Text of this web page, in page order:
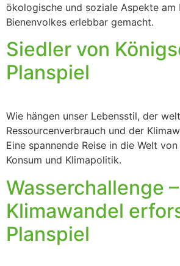
ökologische und soziale Aspekte am
Bienenvolkes erlebbar gemacht.
Siedler von
Planspiel
Wie hängen unser Lebensstil, der
Ressourcenverbrauch und der
Eine spannende Reise in die Welt
Konsum und Klimapolitik.
Wasserchallenge –
Klimawandel
Planspiel